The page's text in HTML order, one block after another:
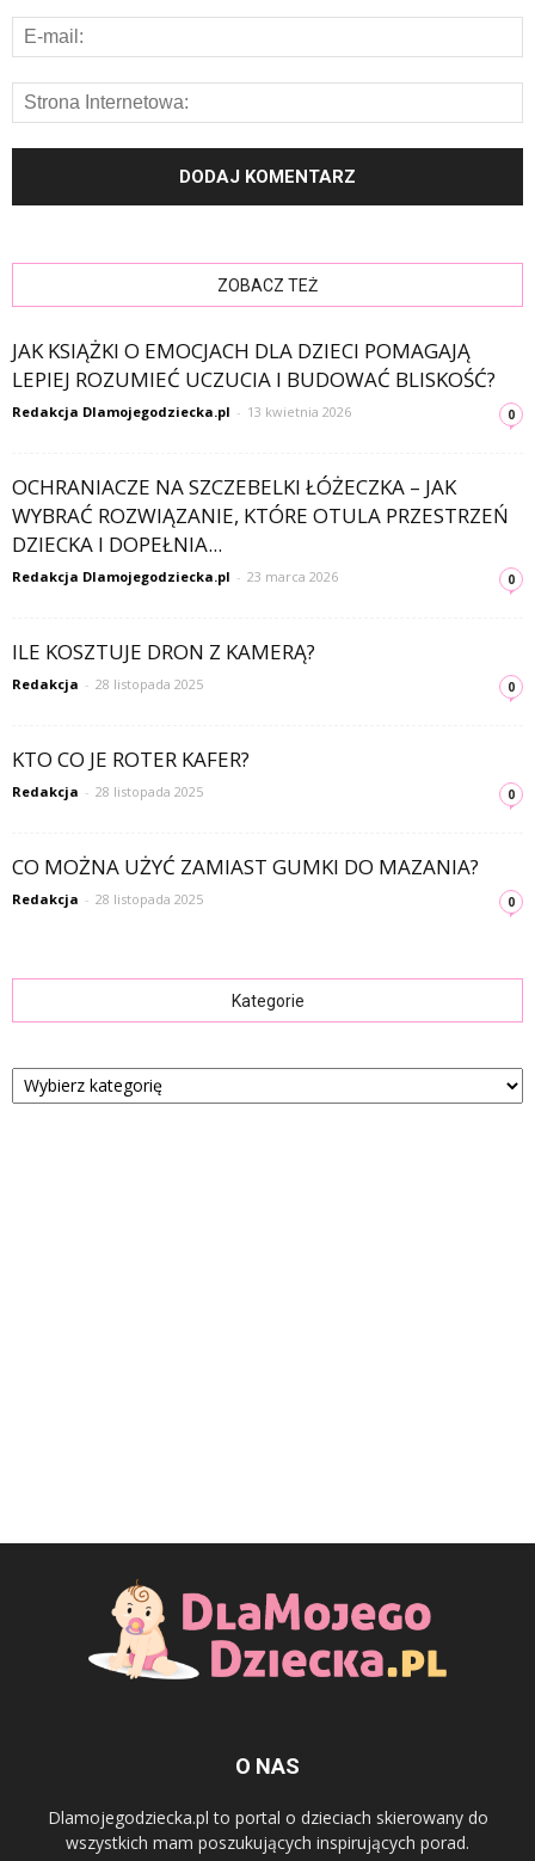
ZOBACZ TEŻ
JAK KSIĄŻKI O EMOCJACH DLA DZIECI POMAGAJĄ
LEPIEJ ROZUMIEĆ UCZUCIA I BUDOWAĆ BLISKOŚĆ?
Redakcja Dlamojegodziecka.pl - 13 kwietnia 2026 0
OCHRANIACZE NA SZCZEBELKI ŁÓŻECZKA – JAK
WYBRAĆ ROZWIĄZANIE, KTÓRE OTULA PRZESTRZEŃ
DZIECKA I DOPEŁNIA...
Redakcja Dlamojegodziecka.pl - 23 marca 2026 0
ILE KOSZTUJE DRON Z KAMERĄ?
Redakcja - 28 listopada 2025 0
KTO CO JE ROTER KAFER?
Redakcja - 28 listopada 2025 0
CO MOŻNA UŻYĆ ZAMIAST GUMKI DO MAZANIA?
Redakcja - 28 listopada 2025 0
Kategorie
Kategorie
O NAS
Dlamojegodziecka.pl to portal o dzieciach skierowany do
wszystkich mam poszukujących inspirujących porad.